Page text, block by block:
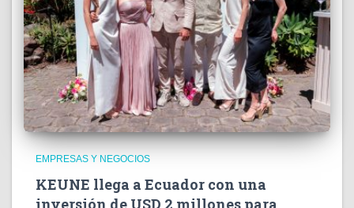
EMPRESAS Y NEGOCIOS
KEUNE llega a Ecuador con una
inversión de USD 2 millones para